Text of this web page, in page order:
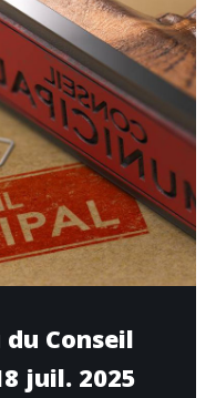
Conseil
juil. 2025